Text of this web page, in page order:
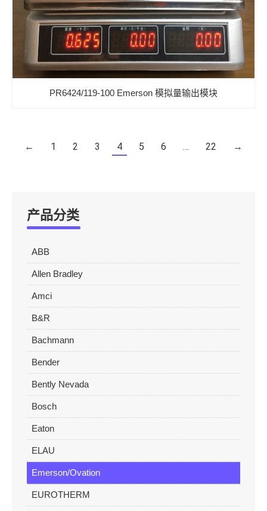
PR6424/119-100 Emerson 模拟量输出模块
← 1 2 3 4 5 6 … 22 →
产品分类
ABB
Allen Bradley
Amci
B&R
Bachmann
Bender
Bently Nevada
Bosch
Eaton
ELAU
Emerson/Ovation
EUROTHERM